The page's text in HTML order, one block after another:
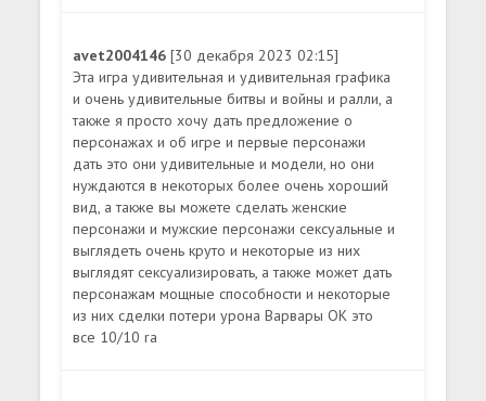
avet2004146[30 декабря 2023 02:15]
Эта игра удивительная и удивительная графика
и очень удивительные битвы и войны и ралли, а
также я просто хочу дать предложение о
персонажах и об игре и первые персонажи
дать это они удивительные и модели, но они
нуждаются в некоторых более очень хороший
вид, а также вы можете сделать женские
персонажи и мужские персонажи сексуальные и
выглядеть очень круто и некоторые из них
выглядят сексуализировать, а также может дать
персонажам мощные способности и некоторые
из них сделки потери урона Варвары ОК это
все 10/10 ra